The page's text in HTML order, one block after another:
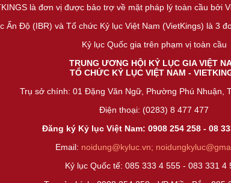
là đơn vị được bảo trợ về mặt pháp lý toàn cầu bởi
Ấn Độ (IBR) và Tổ chức Kỷ lục Việt Nam (VietKings) là 3
Kỷ lục Quốc gia trên phạm vị toàn cầu
TRUNG ƯƠNG HỘI KỶ LỤC GIA VIỆT
TỔ CHỨC KỶ LỤC VIỆT NAM -
Trụ sở chính: 01 Đặng Văn Ngữ, Phường Phú Nhuận,
Điện thoại: (0283) 8 477 477
Đăng ký Kỷ lục Việt Nam: 0908 254 258 - 08
Email: noidung@kyluc.vn;
Kỷ lục Quốc tế: 085 333 4 555 - 083 331 4